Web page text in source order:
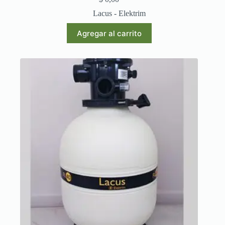
Lacus - Elektrim
Agregar al carrito